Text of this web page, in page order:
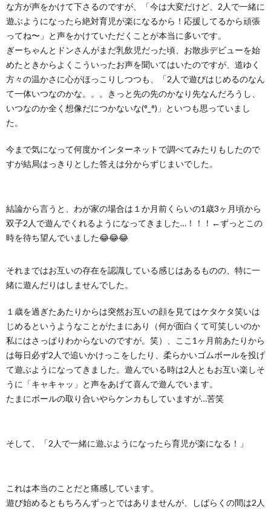
な方が声をかけて下さるのですが、「今は大変だけど、2人で一緒に
遊ぶようになったら絶対育児が楽になるから！応援してるから頑張
ってね〜」と声をかけていただくことが本当に多いです。
ぎーちゃんとドンさんがまだ乳飲児だった頃、お散歩デビューを始
めたときからよくこういったお声を聞いてはいたのですが、道ゆく
方々の温かさに心がほっこりしつつも、「2人で遊びはじめるのなん
て一体いつなのかな。。。きっと先の先のかなり先なんだろうし、
いつなのか全く想像だにつかないな(°_°)」といつも思っていまし
た。
今まで気になって何度かインターネットで調べてみたりもしたので
すが結局はっきりとした答えは分からずじまいでした。
結論から言うと、わが家の場合は１か月前くらいの1歳3ヶ月頃から
双子2人で遊んでくれるようになってきました…！！！←ずっとこの
時を待ち望んでいました😂😂😂
それまではお互いの存在を認識している感じはあるものの、特に一
緒に遊んだりはしませんでした。
１歳を過ぎたあたりからは突然お互いの顔を見てはケタケタ笑いは
じめるというようなことがたまにあり（何が面白くて可笑しいのか
私にはさっぱりわからないのですが。笑）、ここ1ヶ月前あたりから
は毎日必ず2人で追いかけっこをしたり、柔らかいゴムボールを投げ
て遊ぶようになってきました。遊んでいる時は2人ともお互い楽しそ
うに「キャキャッ」と声をあげて喜んで遊んでいます。
たまにボールの取り合いやらケンカもしていますが…苦笑
そして、「2人で一緒に遊ぶようになったら育児が楽になる！」
これは本当のことだと痛感しています。
遊び始めるともちろんずっとではありませんが、しばらくの間は2人